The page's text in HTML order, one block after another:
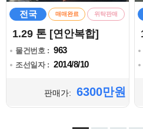
전국 매매완료 위탁판매
1.29 톤 [연안복합]
물건번호 : 963
조선일자 : 2014/8/10
판매가: 6300만원